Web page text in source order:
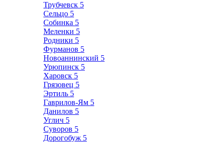
Трубчевск 5
Сельцо 5
Собинка 5
Меленки 5
Родники 5
Фурманов 5
Новоаннинский 5
Урюпинск 5
Харовск 5
Грязовец 5
Эртиль 5
Гаврилов-Ям 5
Данилов 5
Углич 5
Суворов 5
Дорогобуж 5